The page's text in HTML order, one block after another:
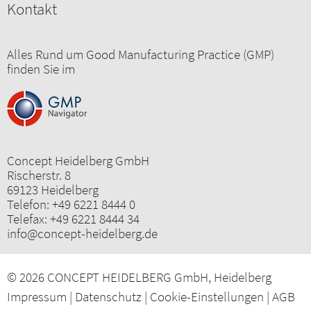
Kontakt
Alles Rund um Good Manufacturing Practice (GMP)
finden Sie im
Concept Heidelberg GmbH
Rischerstr. 8
69123 Heidelberg
Telefon: +49 6221 8444 0
Telefax: +49 6221 8444 34
info@concept-heidelberg.de
© 2026 CONCEPT HEIDELBERG GmbH, Heidelberg
Impressum | Datenschutz | Cookie-Einstellungen | AGB